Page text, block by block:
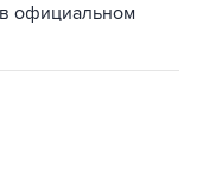
официальном